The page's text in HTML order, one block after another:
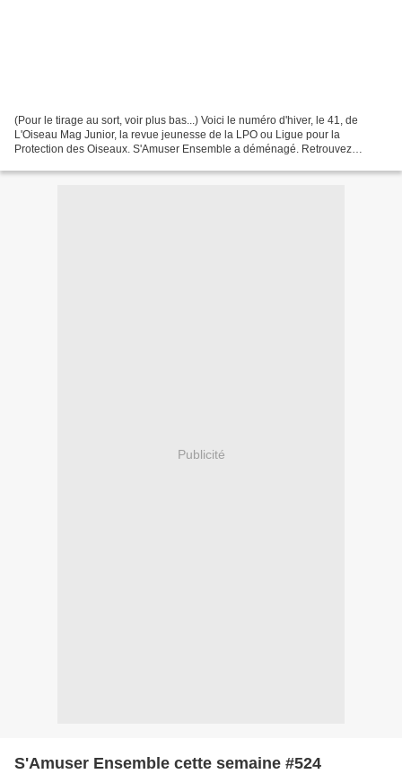
(Pour le tirage au sort, voir plus bas...) Voici le numéro d'hiver, le 41, de
L'Oiseau Mag Junior, la revue jeunesse de la LPO ou Ligue pour la
Protection des Oiseaux. S'Amuser Ensemble a déménagé. Retrouvez
Publicité
S'Amuser Ensemble cette semaine #524